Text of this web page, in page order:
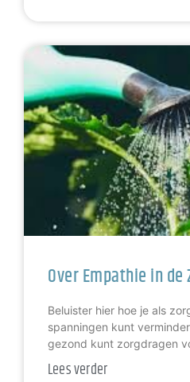
Over Empathie in de
Beluister hier hoe je als
spanningen kunt
gezond kunt zorgdragen
Lees verder